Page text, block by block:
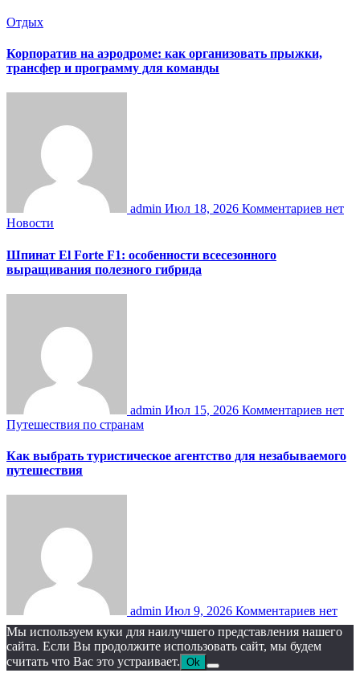
Отдых
Корпоратив на аэродроме: как организовать прыжки,
трансфер и программу для команды
admin Июл 18, 2026 Комментариев нет
Новости
Шпинат El Forte F1: особенности всесезонного
выращивания полезного гибрида
admin Июл 15, 2026 Комментариев нет
Путешествия по странам
Как выбрать туристическое агентство для незабываемого
путешествия
admin Июл 9, 2026 Комментариев нет
Мы используем куки для наилучшего представления нашего
сайта. Если Вы продолжите использовать сайт, мы будем
считать что Вас это устраивает. Ok